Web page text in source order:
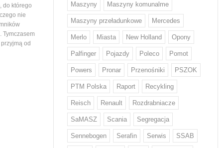
do którego
nie
Tymczasem
od
województwa podlaskiego. Tym samym
Z odpadami w Europie sobie nie
Każdy Europejczyk wytwarza średnio
w ciągu roku 132 kg odpadów
żywnościowych i 12 kg odzieżowych
i obuwniczych – wskazują dane KE.
wiedział nikt, stąd
mieszkańców
Volvo Trucks stawia
niskiej emisji CO2
Volvo zwiększa
o niskiej emisji CO2* w
produktach. Stal ta od
będzie wykorzystywana w
Maszyny Maszyny komunalme
Maszyny przeładunkowe Mercedes
Merlo Miasta New Holland Opony
Palfinger Pojazdy Poleco Pomot
Powers Pronar Przenośniki PSZOK
PTM Polska Raport Recykling
Reisch Renault Rozdrabniacze
SaMASZ Scania Segregacja
Sennebogen Serafin Serwis SSAB